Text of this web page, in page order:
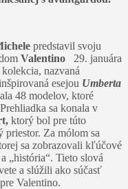
predstavil svoju
Valentino
29. januára
nazvaná
esejou Umberta
48 modelov, ktoré
sa konala v
ktorý bol pre túto
priestor. Za mólom sa
sa zobrazovali kľúčové
„história“. Tieto slová
a slúžili ako súčasť
Valentino.